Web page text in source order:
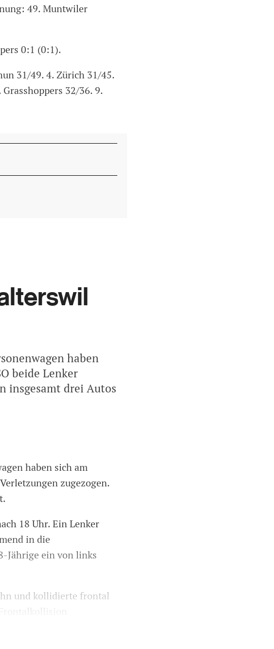
49. Muntwiler
0:1 (0:1).
31/49. 4. Zürich 31/45.
32/36. 9.
haben
beide Lenker
insgesamt drei Autos
haben sich am
zugezogen.
18 Uhr. Ein Lenker
in die
Jährige ein von links
und kollidierte frontal